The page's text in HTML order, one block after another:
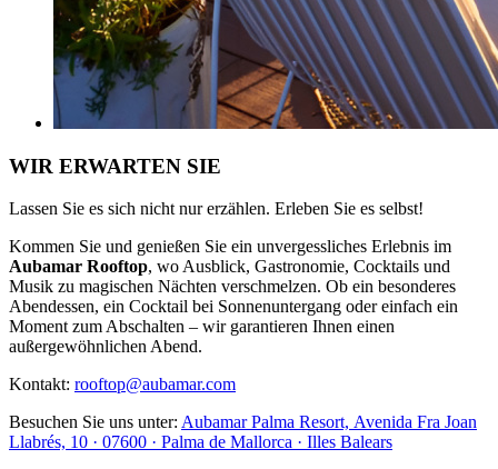
WIR ERWARTEN SIE
Lassen Sie es sich nicht nur erzählen. Erleben Sie es selbst!
Kommen Sie und genießen Sie ein unvergessliches Erlebnis im
Aubamar Rooftop, wo Ausblick, Gastronomie, Cocktails und
Musik zu magischen Nächten verschmelzen. Ob ein besonderes
Abendessen, ein Cocktail bei Sonnenuntergang oder einfach ein
Moment zum Abschalten – wir garantieren Ihnen einen
außergewöhnlichen Abend.
Kontakt: rooftop@aubamar.com
Besuchen Sie uns unter: Aubamar Palma Resort, Avenida Fra Joan
Llabrés, 10 · 07600 · Palma de Mallorca · Illes Balears